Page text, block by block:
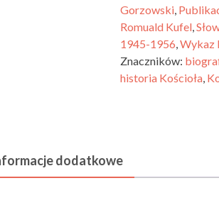
Gorzowski,
Romuald Kufel,
1945-1956 Wykaz
Znaczników:
historia Kościoła,
dodatkowe